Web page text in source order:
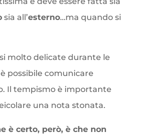
sia all’esterno…ma quando si
molto delicate durante le
possibile comunicare
Il tempismo è importante
una nota stonata.
è certo, però, è che non